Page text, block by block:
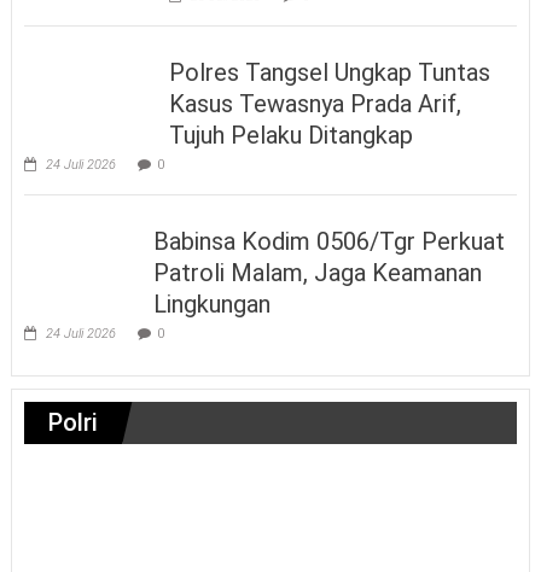
Polres Tangsel Ungkap Tuntas
Kasus Tewasnya Prada Arif,
Tujuh Pelaku Ditangkap
24 Juli 2026 0
Babinsa Kodim 0506/Tgr Perkuat
Patroli Malam, Jaga Keamanan
Lingkungan
24 Juli 2026 0
Polri